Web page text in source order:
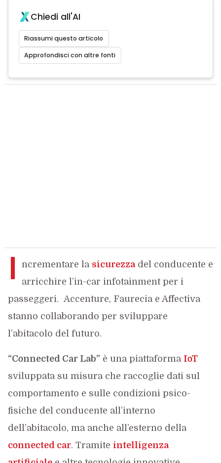
Chiedi all'AI
Riassumi questo articolo
Approfondisci con altre fonti
I ncrementare la sicurezzadel conducente e
arricchire l’in-car infotainment per i
passeggeri. Accenture, Faurecia e Affectiva
stanno collaborando per sviluppare
l’abitacolo del futuro.
“Connected Car Lab” è una piattaforma IoT
sviluppata su misura che raccoglie dati sul
comportamento e sulle condizioni psico-
fisiche del conducente all’interno
dell’abitacolo, ma anche all’esterno della
connected car. Tramite intelligenza